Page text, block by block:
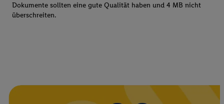
Dokumente sollten eine gute Qualität haben und 4 MB nicht
überschreiten.